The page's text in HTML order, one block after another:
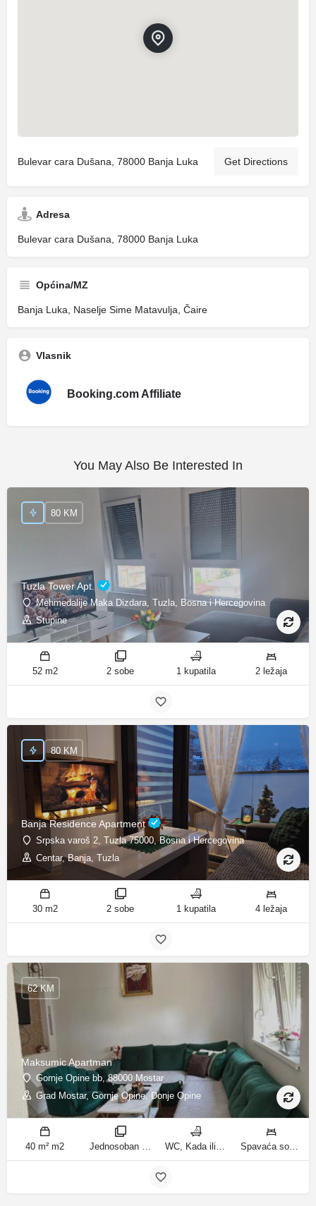
Bulevar cara Dušana, 78000 Banja Luka Get Directions
Adresa
Bulevar cara Dušana, 78000 Banja Luka
Općina/MZ
Banja Luka, Naselje Sime Matavulja, Čaire
Vlasnik
Booking.com Affiliate
You May Also Be Interested In
Tuzla Tower Apt.
Mehmedalije Maka Dizdara, Tuzla, Bosna i Hercegovina
Stupine
80 KM
52 m2 2 sobe 1 kupatila 2 ležaja
Banja Residence Apartment
Srpska varoš 2, Tuzla 75000, Bosna i Hercegovina
Centar, Banja, Tuzla
80 KM
30 m2 2 sobe 1 kupatila 4 ležaja
Maksumic Apartman
Gornje Opine bb, 88000 Mostar
Grad Mostar, Gornje Opine, Donje Opine
62 KM
40 m² m2 Jednosoban stan sobe WC, Kada ili tuš kupatila Spavaća soba 1: 1 krevet za jednu osobu | Dnevni boravak: 1 kauč na razvlačenje ležaja